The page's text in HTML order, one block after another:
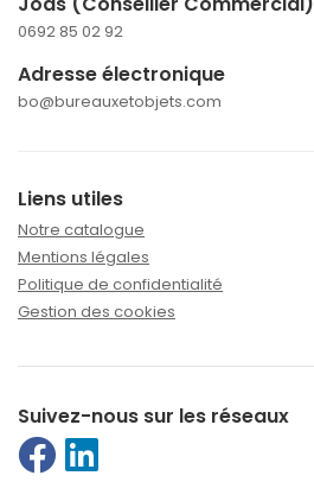
0692 85 02 92
Adresse électronique
bo@bureauxetobjets.com
Liens utiles
Notre catalogue
Mentions légales
Politique de confidentialité
Gestion des cookies
Suivez-nous sur les réseaux